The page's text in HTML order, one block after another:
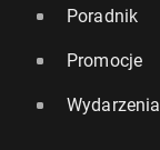
Poradnik
Promocje
Wydarzenia